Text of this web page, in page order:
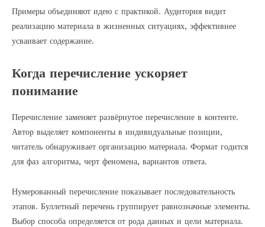
Примеры объединяют идею с практикой. Аудитория видит
реализацию материала в жизненных ситуациях, эффективнее
усваивает содержание.
Когда перечисление ускоряет
понимание
Перечисление заменяет развёрнутое перечисление в контенте.
Автор выделяет компоненты в индивидуальные позиции,
читатель обнаруживает организацию материала. Формат годится
для фаз алгоритма, черт феномена, вариантов ответа.
Нумерованный перечисление показывает последовательность
этапов. Буллетный перечень группирует равнозначные элементы.
Выбор способа определяется от рода данных и цели материала.